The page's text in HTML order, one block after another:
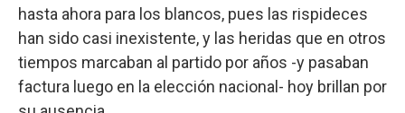
hasta ahora para los blancos, pues las rispideces
han sido casi inexistente, y las heridas que en otros
tiempos marcaban al partido por años -y pasaban
factura luego en la elección nacional- hoy brillan por